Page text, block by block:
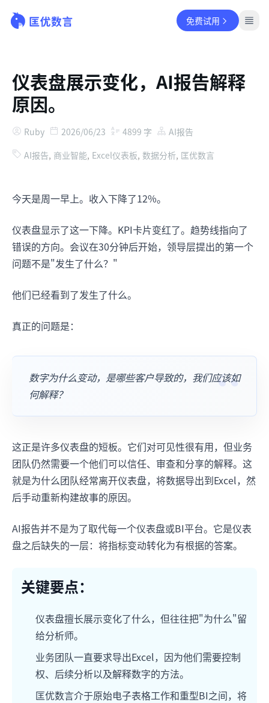
免费试用
仪表盘展示变化，AI报告解释
原因。
Ruby 2026/06/23 4899 字
AI报告
AI报告, 商业智能, Excel仪表板, 数据分析, 匡优数言
今天是周一早上。收入下降了12%。
仪表盘显示了这一下降。KPI卡片变红了。趋势线指向了
错误的方向。会议在30分钟后开始，领导层提出的第一个
问题不是"发生了什么？"
他们已经看到了发生了什么。
真正的问题是：
数字为什么变动，是哪些客户导致的，我们应该如
何解释？
这正是许多仪表盘的短板。它们对可见性很有用，但业务
团队仍然需要一个他们可以信任、审查和分享的解释。这
就是为什么团队经常离开仪表盘，将数据导出到Excel，然
后手动重新构建故事的原因。
AI报告并不是为了取代每一个仪表盘或BI平台。它是仪表
盘之后缺失的一层：将指标变动转化为有根据的答案。
关键要点：
仪表盘擅长展示变化了什么，但往往把"为什么"留
给分析师。
业务团队一直要求导出Excel，因为他们需要控制
权、后续分析以及解释数字的方法。
匡优数言介于原始电子表格工作和重型BI之间，将